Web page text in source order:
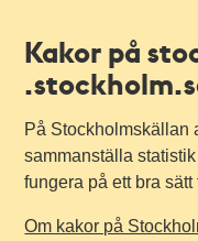
Kakor på
På Stockholmskällan
sammanställa
fungera på ett bra sätt
Om kakor på